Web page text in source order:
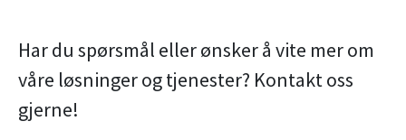
Har du spørsmål eller ønsker å vite mer om
våre løsninger og tjenester? Kontakt oss
gjerne!